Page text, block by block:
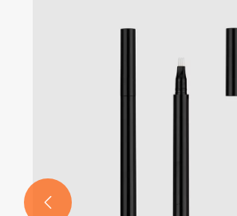
View More >>
